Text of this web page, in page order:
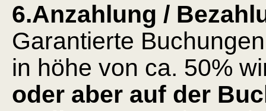
6.Anzahlung /
Garantierte
in höhe von ca. 50%
oder aber auf der